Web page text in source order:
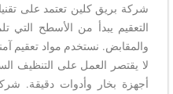
شركة بريق كلين تعتمد على
التعقيم يبدأ من الأسطح التي
والمقابض. نستخدم مواد تعقيم
لا يقتصر العمل على التنظيف
أجهزة بخار وأدوات دقيقة.